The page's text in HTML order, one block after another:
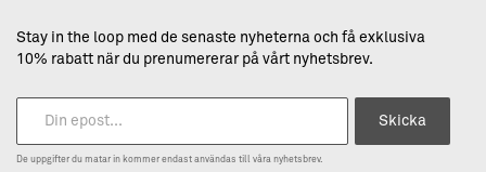
Stay in the loop med de senaste nyheterna och få exklusiva
10% rabatt när du prenumererar på vårt nyhetsbrev.
Skicka
De uppgifter du matar in kommer endast användas till våra nyhetsbrev.